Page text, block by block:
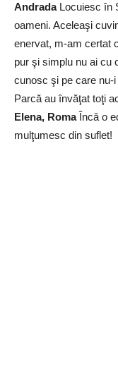
Andrada Locuiesc în
oameni. Aceleaşi
enervat, m-am certat
pur şi simplu nu ai cu
cunosc şi pe care nu-
Parcă au învăţat toţi
Elena, Roma Încă o
mulţumesc din suflet!